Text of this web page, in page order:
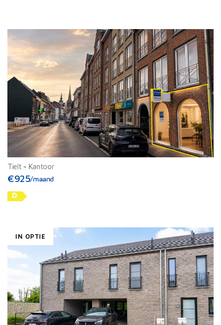
Tielt - Kantoor
€925/maand
D
IN OPTIE